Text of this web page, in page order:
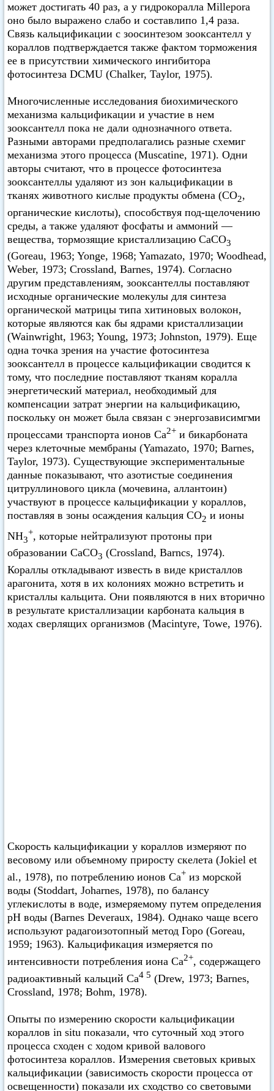
может достигать 40 раз, а у гидрокоралла Millepora
оно было выражено слабо и составлипо 1,4 раза.
Связь кальцификации с зоосинтезом зооксантелл у
кораллов подтверждается также фактом торможения
ее в присутствии химического ингибитора
фотосинтеза DCMU (Chalker, Taylor, 1975).
Многочисленные исследования биохимического
механизма кальцификации и участие в нем
зооксантелл пока не дали однозначного ответа.
Разными авторами предполагались разные схемиг
механизма этого процесса (Muscatine, 1971). Одни
авторы считают, что в процессе фотосинтеза
зооксантеллы удаляют из зон кальцификации в
тканях животного кислые продукты обмена (СО2,
органические кислоты), способствуя под-щелочению
среды, а также удаляют фосфаты и аммоний —
вещества, тормозящие кристаллизацию СаСО3
(Goreau, 1963; Yonge, 1968; Yamazato, 1970; Woodhead,
Weber, 1973; Crossland, Barnes, 1974). Согласно
другим представлениям, зооксантеллы поставляют
исходные органические молекулы для синтеза
органической матрицы типа хитиновых волокон,
которые являются как бы ядрами кристаллизации
(Wainwright, 1963; Young, 1973; Johnston, 1979). Еще
одна точка зрения на участие фотосинтеза
зооксантелл в процессе кальцификации сводится к
тому, что последние поставляют тканям коралла
энергетический материал, необходимый для
компенсации затрат энергии на кальцификацию,
поскольку он может была связан с энергозависимгми
процессами транспорта ионов Са2+ и бикарбоната
через клеточные мембраны (Yamazato, 1970; Barnes,
Taylor, 1973). Существующие экспериментальные
данные показывают, что азотистые соединения
цитруллинового цикла (мочевина, аллантоин)
участвуют в процессе кальцификации у кораллов,
поставляя в зоны осаждения кальция СО2 и ионы
NH3
+, которые нейтрализуют протоны при
образовании СаСО3 (Crossland, Barncs, 1974).
Кораллы откладывают известь в виде кристаллов
арагонита, хотя в их колониях можно встретить и
кристаллы кальцита. Они появляются в них вторично
в результате кристаллизации карбоната кальция в
ходах сверлящих организмов (Macintyre, Towe, 1976).
Скорость кальцификации у кораллов измеряют по
весовому или объемному приросту скелета (Jokiel et
аl., 1978), по потреблению ионов Са+ из морской
воды (Stoddart, Joharnes, 1978), по балансу
углекислоты в воде, измеряемому путем определения
рН воды (Barnes Deveraux, 1984). Однако чаще всего
используют радагоизотопный метод Горо (Goreau,
1959; 1963). Кальцификация измеряется по
интенсивности потребления иона Са2+, содержащего
радиоактивный кальций Са4 5 (Drew, 1973; Barnes,
Crossland, 1978; Bohm, 1978).
Опыты по измерению скорости кальцификации
кораллов in situ показали, что суточный ход этого
процесса сходен с ходом кривой валового
фотосинтеза кораллов. Измерения световых кривых
кальцификации (зависимость скорости процесса от
освещенности) показали их сходство со световыми